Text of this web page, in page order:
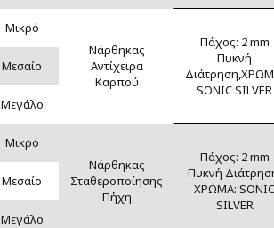
Μικρό
Νάρθηκας
Αντίχειρα
Καρπού
Πάχος: 2 mm
Πυκνή
SONIC SILVER
Μεσαίο
Μεγάλο
Μικρό
Νάρθηκας
Σταθεροποίησης
Πήχη
Πάχος: 2 mm
Πυκνή
ΧΡΩΜΑ: SONIC
SILVER
Μεσαίο
Μεγάλο